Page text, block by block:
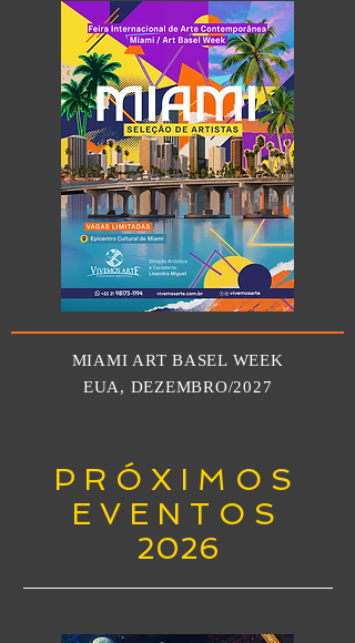
MIAMI ART BASEL WEEK
EUA, DEZEMBRO/2027
P R Ó X I M O S
E V E N T O S
2026